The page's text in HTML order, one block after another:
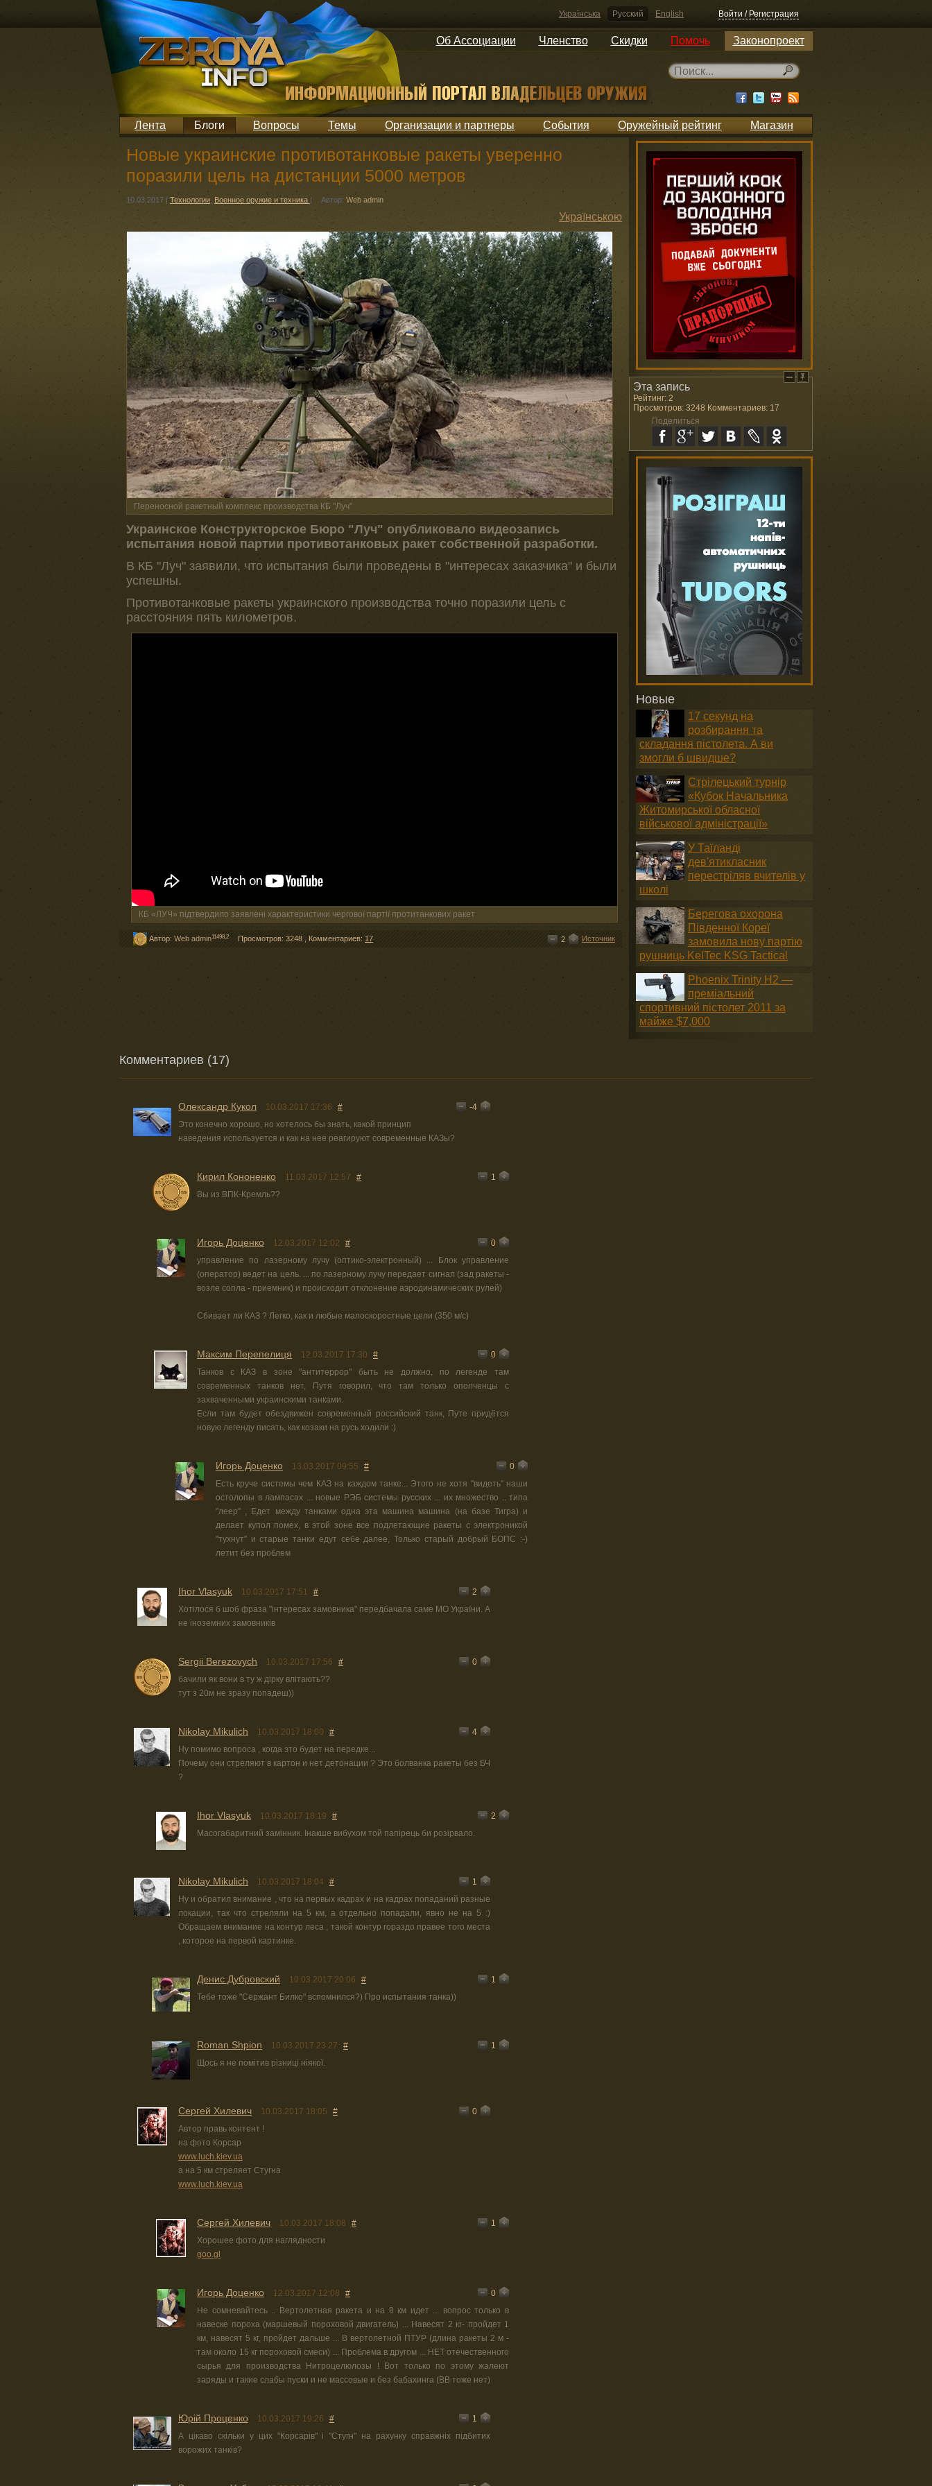
Українська Русский English Войти / Регистрация
Об Ассоциации Членство Скидки Помочь Законопроект
Лента Блоги Вопросы Темы Организации и партнеры События Оружейный рейтинг Магазин
Новые украинские противотанковые ракеты уверенно
поразили цель на дистанции 5000 метров
10.03.2017 | Технологии Военное оружие и техника | Автор: Web admin
Українською
Переносной ракетный комплекс производства КБ "Луч"
Украинское Конструкторское Бюро "Луч" опубликовало видеозапись
испытания новой партии противотанковых ракет собственной разработки.
В КБ "Луч" заявили, что испытания были проведены в "интересах заказчика" и были
успешны.
Противотанковые ракеты украинского производства точно поразили цель с
расстояния пять километров.
КБ «ЛУЧ» підтвердило заявлені характеристики чергової партії протитанкових ракет
Автор: Web admin11498,2 Просмотров: 3248 Комментариев: 17 Источник
2
Новые
17 секунд на
розбирання та
складання пістолета. А ви
змогли б швидше?
Стрілецький турнір
«Кубок Начальника
Житомирської обласної
військової адміністрації»
У Таїланді
дев'ятикласник
перестріляв вчителів у
школі
Берегова охорона
Південної Кореї
замовила нову партію
рушниць KelTec KSG Tactical
Phoenix Trinity H2 —
преміальний
спортивний пістолет 2011 за
майже $7,000
Эта запись
Рейтинг: 2
Просмотров: 3248 Комментариев: 17
Поделиться
Комментариев (17)
Олександр Кукол 10.03.2017 17:36 #
-4
Это конечно хорошо, но хотелось бы знать, какой принцип
наведения используется и как на нее реагируют современные КАЗы?
Кирил Кононенко 11.03.2017 12:57 #
1
Вы из ВПК-Кремль??
Игорь Доценко 12.03.2017 12:02 #
0
управление по лазерному лучу (оптико-электронный) ... Блок управление
(оператор) ведет на цель. ... по лазерному лучу передает сигнал (зад ракеты -
возле сопла - приемник) и происходит отклонение аэродинамических рулей)
Сбивает ли КАЗ ? Легко, как и любые малоскоростные цели (350 м/с)
Максим Перепелиця 12.03.2017 17:30 #
0
Танков с КАЗ в зоне "антитеррор" быть не должно, по легенде там
современных танков нет, Путя говорил, что там только ополченцы с
захваченными украинскими танками.
Если там будет обездвижен современный российский танк, Путе придётся
новую легенду писать, как козаки на русь ходили :)
Игорь Доценко 13.03.2017 09:55 #
0
Есть круче системы чем КАЗ на каждом танке... Этого не хотя "видеть" наши
остолопы в лампасах ... новые РЭБ системы русских ... их множество .. типа
"леер" , Едет между танками одна эта машина машина (на базе Тигра) и
делает купол помех, в этой зоне все подлетающие ракеты с электроникой
"тухнут" и старые танки едут себе далее, Только старый добрый БОПС :-)
летит без проблем
Ihor Vlasyuk 10.03.2017 17:51 #
2
Хотілося б шоб фраза "інтересах замовника" передбачала саме МО України. А
не іноземних замовників
Sergii Berezovych 10.03.2017 17:56 #
0
бачили як вони в ту ж дірку влітають??
тут з 20м не зразу попадеш))
Nikolay Mikulich 10.03.2017 18:00 #
4
Ну помимо вопроса , когда это будет на передке...
Почему они стреляют в картон и нет детонации ? Это болванка ракеты без БЧ
?
Ihor Vlasyuk 10.03.2017 18:19 #
2
Масогабаритний замінник. Інакше вибухом той папірець би розірвало.
Nikolay Mikulich 10.03.2017 18:04 #
1
Ну и обратил внимание , что на первых кадрах и на кадрах попаданий разные
локации, так что стреляли на 5 км, а отдельно попадали, явно не на 5 :)
Обращаем внимание на контур леса , такой контур гораздо правее того места
, которое на первой картинке.
Денис Дубровский 10.03.2017 20:06 #
1
Тебе тоже "Сержант Билко" вспомнился?) Про испытания танка))
Roman Shpion 10.03.2017 23:27 #
1
Щось я не помітив різниці ніякої.
Сергей Хилевич 10.03.2017 18:05 #
0
Автор правь контент !
на фото Корсар
www.luch.kiev.ua
а на 5 км стреляет Стугна
www.luch.kiev.ua
Сергей Хилевич 10.03.2017 18:08 #
1
Хорошее фото для наглядности
goo.gl
Игорь Доценко 12.03.2017 12:08 #
0
Не сомневайтесь .. Вертолетная ракета и на 8 км идет ... вопрос только в
навеске пороха (маршевый пороховой двигатель) ... Навесят 2 кг- пройдет 1
км, навесят 5 кг, пройдет дальше ... В вертолетной ПТУР (длина ракеты 2 м -
там около 15 кг пороховой смеси) ... Проблема в другом ... НЕТ отечественного
сырья для производства Нитроцелюлозы ! Вот только по этому жалеют
заряды и такие слабы пуски и не массовые и без бабахинга (ВВ тоже нет)
Юрiй Проценко 10.03.2017 19:26 #
1
А цікаво скільки у цих "Корсарів" і "Стугн" на рахунку справжніх підбитих
ворожих танків?